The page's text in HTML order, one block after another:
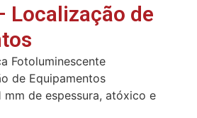
Localização de
Fotoluminescente
de Equipamentos
mm de espessura, atóxico e